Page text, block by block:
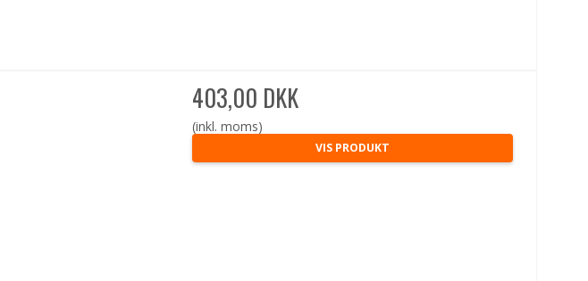
403,00 DKK
(inkl. moms)
VIS PRODUKT